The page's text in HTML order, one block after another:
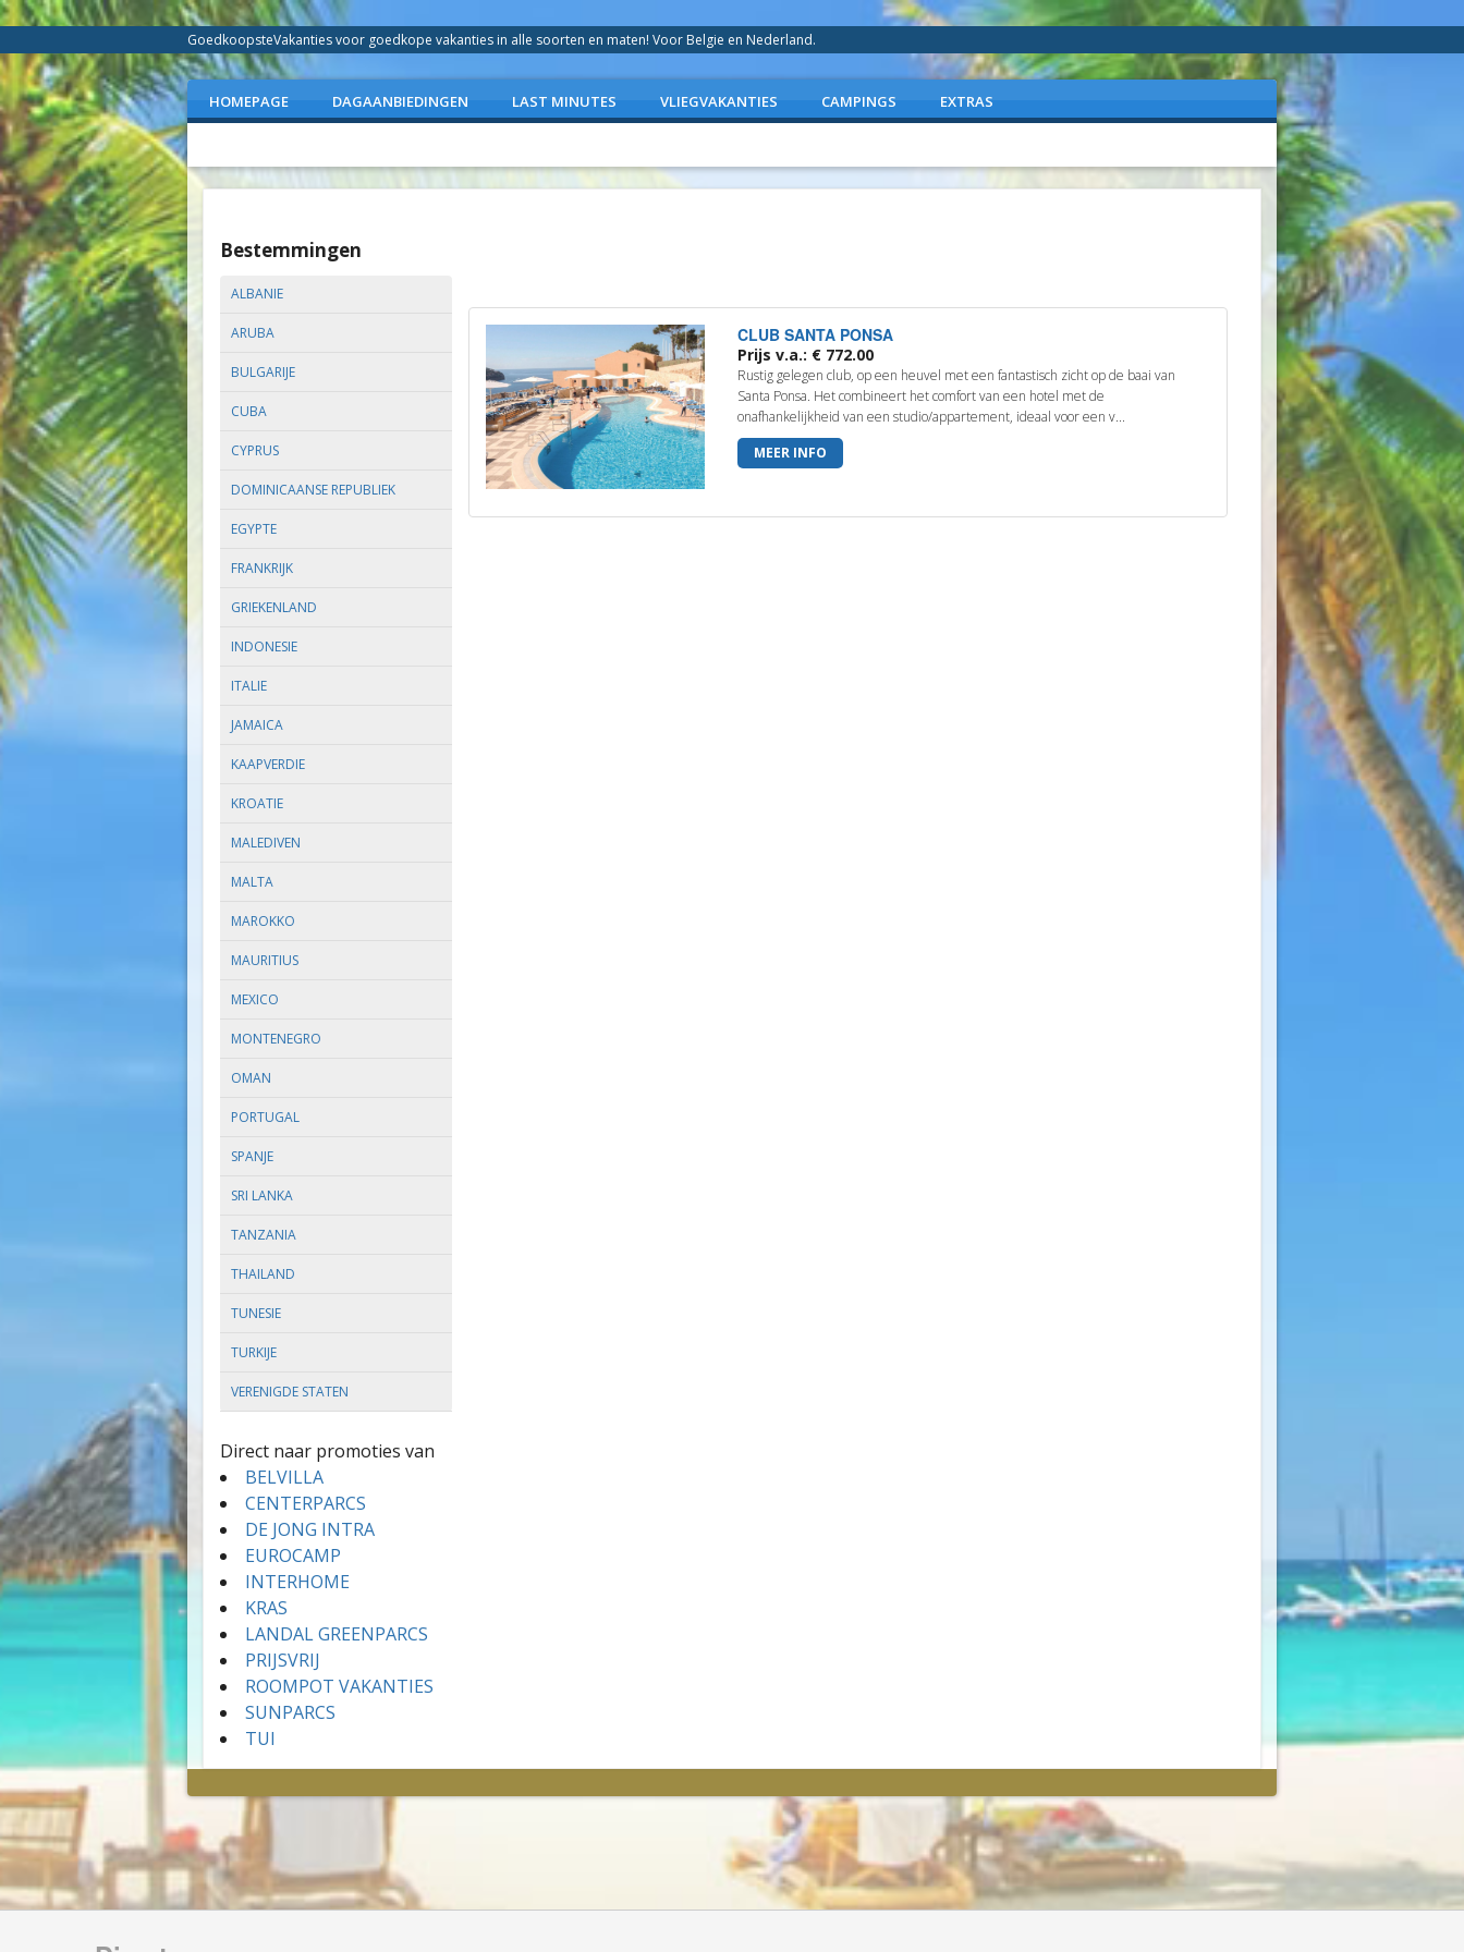
GoedkoopsteVakanties voor goedkope vakanties in alle soorten en maten! Voor Belgie en Nederland.
HOMEPAGE DAGAANBIEDINGEN LAST MINUTES VLIEGVAKANTIES CAMPINGS EXTRAS
Bestemmingen
ALBANIE
ARUBA
BULGARIJE
CUBA
CYPRUS
DOMINICAANSE REPUBLIEK
EGYPTE
FRANKRIJK
GRIEKENLAND
INDONESIE
ITALIE
JAMAICA
KAAPVERDIE
KROATIE
MALEDIVEN
MALTA
MAROKKO
MAURITIUS
MEXICO
MONTENEGRO
OMAN
PORTUGAL
SPANJE
SRI LANKA
TANZANIA
THAILAND
TUNESIE
TURKIJE
VERENIGDE STATEN
Direct naar promoties van
BELVILLA
CENTERPARCS
DE JONG INTRA
EUROCAMP
INTERHOME
KRAS
LANDAL GREENPARCS
PRIJSVRIJ
ROOMPOT VAKANTIES
SUNPARCS
TUI
CLUB SANTA PONSA
Prijs v.a.: € 772.00
Rustig gelegen club, op een heuvel met een fantastisch zicht op de baai van
Santa Ponsa. Het combineert het comfort van een hotel met de
onafhankelijkheid van een studio/appartement, ideaal voor een v...
MEER INFO